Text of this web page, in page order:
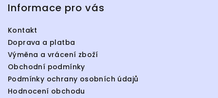
Informace pro vás
Kontakt
Doprava a platba
Výměna a vrácení zboží
Obchodní podmínky
Podmínky ochrany osobních údajů
Hodnocení obchodu